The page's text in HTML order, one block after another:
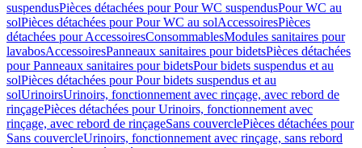
suspendusPièces détachées pour Pour WC suspendusPour WC au
solPièces détachées pour Pour WC au solAccessoiresPièces
détachées pour AccessoiresConsommablesModules sanitaires pour
lavabosAccessoiresPanneaux sanitaires pour bidetsPièces détachées
pour Panneaux sanitaires pour bidetsPour bidets suspendus et au
solPièces détachées pour Pour bidets suspendus et au
solUrinoirsUrinoirs, fonctionnement avec rinçage, avec rebord de
rinçagePièces détachées pour Urinoirs, fonctionnement avec
rinçage, avec rebord de rinçageSans couverclePièces détachées pour
Sans couvercleUrinoirs, fonctionnement avec rinçage, sans rebord